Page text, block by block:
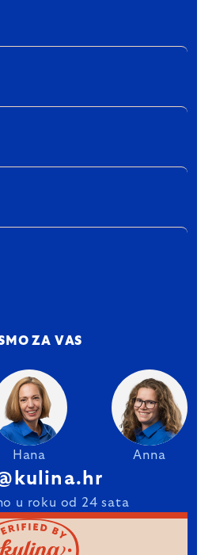
ZA VAS
Hana Anna
u roku od 24 sata